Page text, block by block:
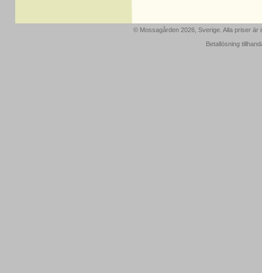
© Mossagården 2026, Sverige. Alla priser
Betallösning